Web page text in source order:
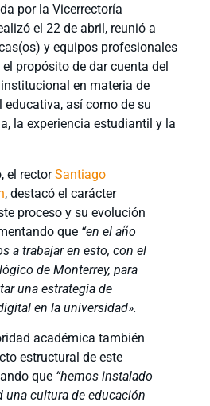
por la Vicerrectoría
el 22 de abril, reunió a
y equipos profesionales
propósito de dar cuenta del
en materia de
así como de su
la experiencia estudiantil y la
el rectorSantiago
, destacó el carácter
proceso y su evolución
que “en el año
a trabajar en esto, con el
de Monterrey, para
una estrategia de
en la universidad».
académica también
estructural de este
que “hemos instalado
una cultura de educación